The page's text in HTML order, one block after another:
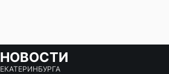
НОВОСТИ
ЕКАТЕРИНБУРГА